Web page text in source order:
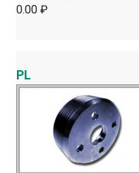
0.00 ₽
PL